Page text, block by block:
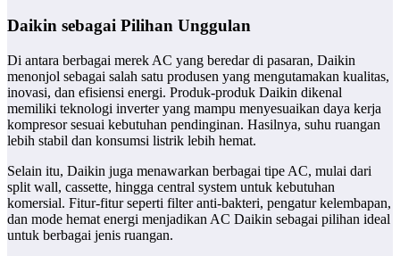
Daikin sebagai Pilihan Unggulan
Di antara berbagai merek AC yang beredar di pasaran, Daikin
menonjol sebagai salah satu produsen yang mengutamakan kualitas,
inovasi, dan efisiensi energi. Produk-produk Daikin dikenal
memiliki teknologi inverter yang mampu menyesuaikan daya kerja
kompresor sesuai kebutuhan pendinginan. Hasilnya, suhu ruangan
lebih stabil dan konsumsi listrik lebih hemat.
Selain itu, Daikin juga menawarkan berbagai tipe AC, mulai dari
split wall, cassette, hingga central system untuk kebutuhan
komersial. Fitur-fitur seperti filter anti-bakteri, pengatur kelembapan,
dan mode hemat energi menjadikan AC Daikin sebagai pilihan ideal
untuk berbagai jenis ruangan.